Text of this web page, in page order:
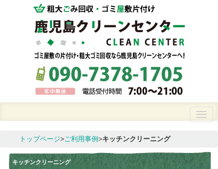
トップページ>ご利用事例>キッチンクリーニング
キッチンクリーニング